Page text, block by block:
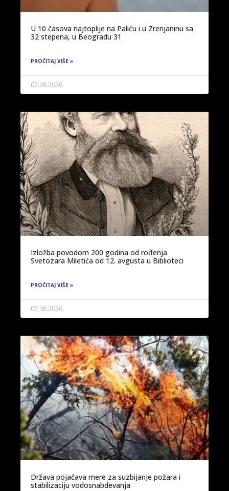
U 10 časova najtoplije na Paliću i u Zrenjaninu sa
32 stepena, u Beogradu 31
PROČITAJ VIŠE »
07.08.2026.
Izložba povodom 200 godina od rođenja
Svetozara Miletića od 12. avgusta u Biblioteci
PROČITAJ VIŠE »
07.08.2026.
Država pojačava mere za suzbijanje požara i
stabilizaciju vodosnabdevanja